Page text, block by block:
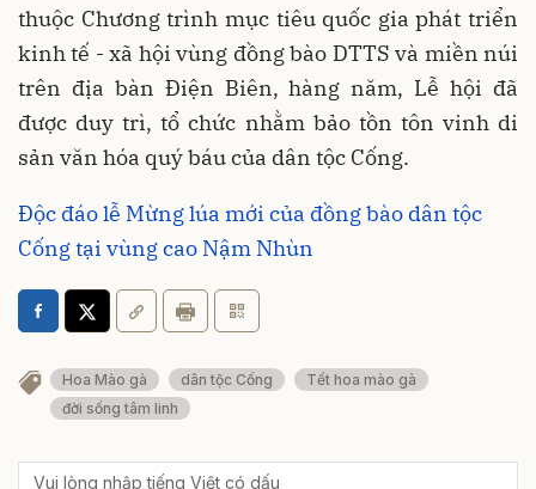
thuộc Chương trình mục tiêu quốc gia phát triển
kinh tế - xã hội vùng đồng bào DTTS và miền núi
trên địa bàn Điện Biên, hàng năm, Lễ hội đã
được duy trì, tổ chức nhằm bảo tồn tôn vinh di
sản văn hóa quý báu của dân tộc Cống.
Độc đáo lễ Mừng lúa mới của đồng bào dân tộc
Cống tại vùng cao Nậm Nhùn
Hoa Mào gà dân tộc Cống
Tết hoa mào gà
đời sống tâm linh